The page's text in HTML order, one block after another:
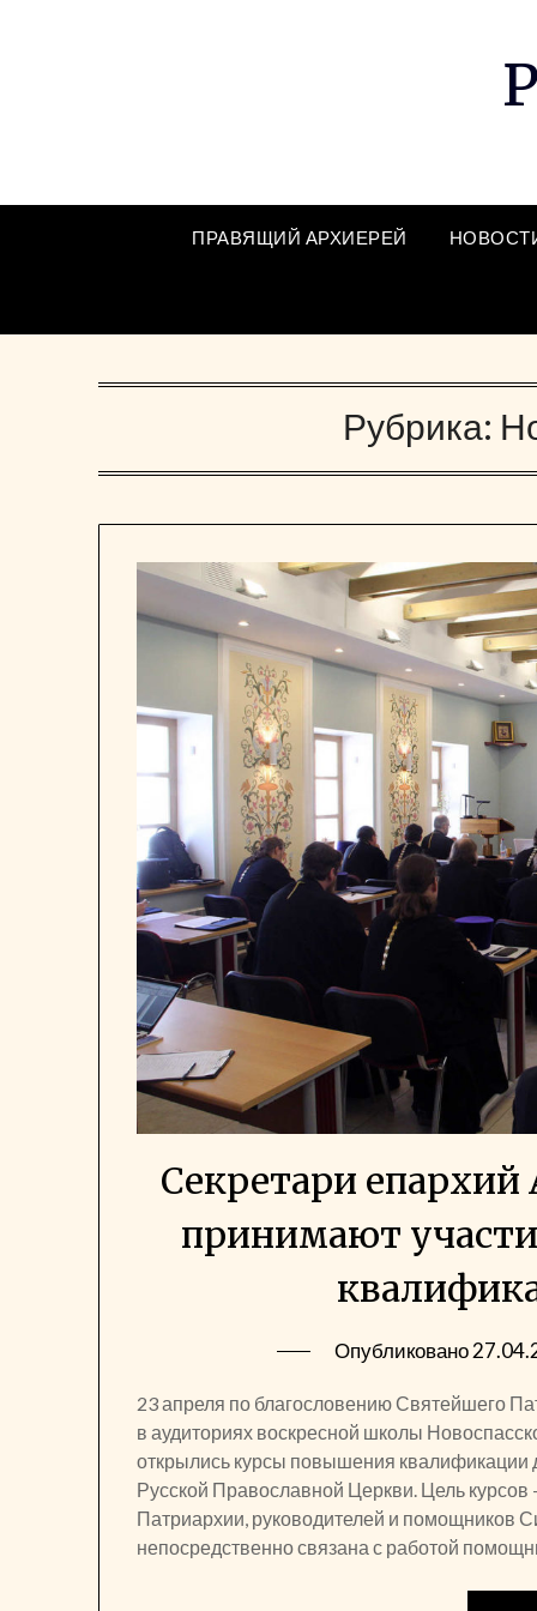
ПРАВЯЩИЙ АРХИЕРЕЙ
Рубрика:
Секретари
принимают
Опубликовано
23 апреля по благословению Святейшего
в аудиториях воскресной школы
открылись курсы повышения квалификации
Русской Православной Церкви. Цель
Патриархии, руководителей и помощников
непосредственно связана с работой